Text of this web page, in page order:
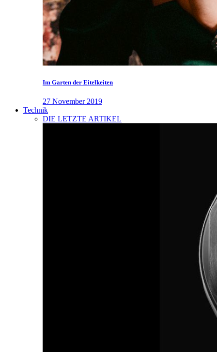
Im Garten der Eitelkeiten
27 November 2019
Technik
DIE LETZTE ARTIKEL